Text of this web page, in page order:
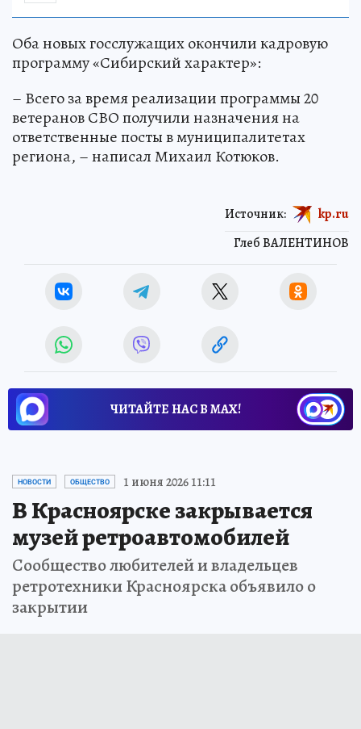
Оба новых госслужащих окончили кадровую
программу «Сибирский характер»:
– Всего за время реализации программы 20
ветеранов СВО получили назначения на
ответственные посты в муниципалитетах
региона, – написал Михаил Котюков.
Глеб ВАЛЕНТИНОВ
Источник: kp.ru
ЧИТАЙТЕ НАС В МАХ!
НОВОСТИ ОБЩЕСТВО 1 июня 2026 11:11
В Красноярске закрывается
музей ретроавтомобилей
Сообщество любителей и владельцев
ретротехники Красноярска объявило о
закрытии